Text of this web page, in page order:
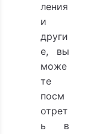
ления
и
други
е, вы
може
те
посм
отрет
ь в